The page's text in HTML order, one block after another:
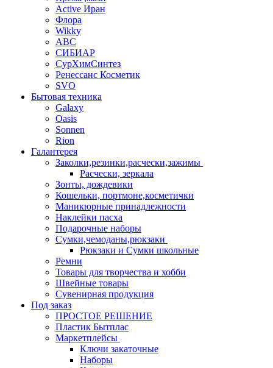
Аctive Иран
Флора
Wikky
АВС
СИБИАР
СурХимСинтез
Ренессанс Косметик
SVO
Бытовая техника
Galaxy
Oasis
Sonnen
Rion
Галантерея
Заколки,резинки,расчески,зажимы
Расчески, зеркала
Зонты, дождевики
Кошельки, портмоне,косметички
Маникюрные принадлежности
Наклейки пасха
Подарочные наборы
Сумки,чемоданы,рюкзаки
Рюкзаки и Сумки школьные
Ремни
Товары для творчества и хобби
Швейные товары
Сувенирная продукция
Под заказ
ПРОСТОЕ РЕШЕНИЕ
Пластик Бытплас
Маркетплейсы
Ключи закаточные
Наборы